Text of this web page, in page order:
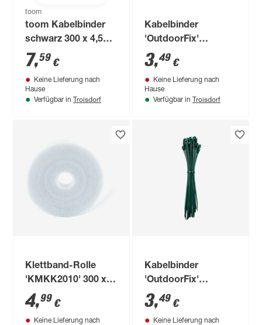
toom
toom Kabelbinder
schwarz 300 x 4,5
mm 100 Stück
7,59 €
Keine Lieferung nach
Hause
Verfügbar in Troisdorf
Kabelbinder
'OutdoorFix'
bambus hell 150 x
3,6 mm 50 Stück
3,49 €
Keine Lieferung nach
Hause
Verfügbar in Troisdorf
Klettband-Rolle
'KMKK2010' 300 x
1,2 x 0,2 cm
4,99 €
Keine Lieferung nach
Kabelbinder
'OutdoorFix'
moosgrün 150 x 3,6
mm 50 Stück
3,49 €
Keine Lieferung nach